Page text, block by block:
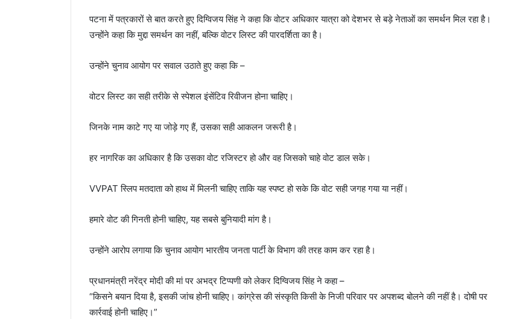
पटना में पत्रकारों से बात करते हुए दिग्विजय सिंह ने कहा कि वोटर अधिकार यात्रा को देशभर से बड़े नेताओं का समर्थन मिल रहा है।
उन्होंने कहा कि मुद्दा समर्थन का नहीं, बल्कि वोटर लिस्ट की पारदर्शिता का है।
उन्होंने चुनाव आयोग पर सवाल उठाते हुए कहा कि –
वोटर लिस्ट का सही तरीके से स्पेशल इंसेंटिव रिवीजन होना चाहिए।
जिनके नाम काटे गए या जोड़े गए हैं, उसका सही आकलन जरूरी है।
हर नागरिक का अधिकार है कि उसका वोट रजिस्टर हो और वह जिसको चाहे वोट डाल सके।
VVPAT स्लिप मतदाता को हाथ में मिलनी चाहिए ताकि यह स्पष्ट हो सके कि वोट सही जगह गया या नहीं।
हमारे वोट की गिनती होनी चाहिए, यह सबसे बुनियादी मांग है।
उन्होंने आरोप लगाया कि चुनाव आयोग भारतीय जनता पार्टी के विभाग की तरह काम कर रहा है।
प्रधानमंत्री नरेंद्र मोदी की मां पर अभद्र टिप्पणी को लेकर दिग्विजय सिंह ने कहा –
“किसने बयान दिया है, इसकी जांच होनी चाहिए। कांग्रेस की संस्कृति किसी के निजी परिवार पर अपशब्द बोलने की नहीं है। दोषी पर
कार्रवाई होनी चाहिए।”